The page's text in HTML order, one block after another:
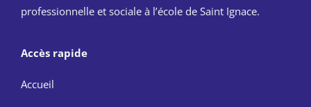
professionnelle et sociale à l’école de Saint Ignace.
Accès rapide
Accueil